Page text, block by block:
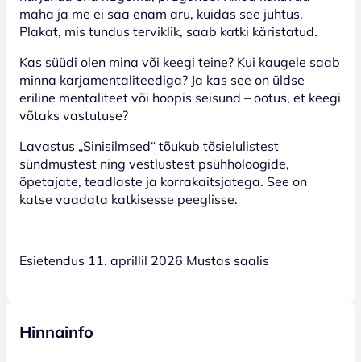
maha ja me ei saa enam aru, kuidas see juhtus.
Plakat, mis tundus terviklik, saab katki käristatud.
Kas süüdi olen mina või keegi teine? Kui kaugele saab
minna karjamentaliteediga? Ja kas see on üldse
eriline mentaliteet või hoopis seisund – ootus, et keegi
võtaks vastutuse?
Lavastus „Sinisilmsed“ tõukub tõsielulistest
sündmustest ning vestlustest psühholoogide,
õpetajate, teadlaste ja korrakaitsjatega. See on
katse vaadata katkisesse peeglisse.
Esietendus 11. aprillil 2026 Mustas saalis
Hinnainfo